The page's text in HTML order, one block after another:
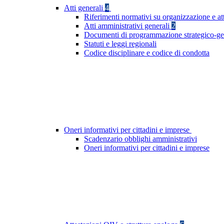
Atti generali 4
Riferimenti normativi su organizzazione e
Atti amministrativi generali 2
Documenti di programmazione strategico-
Statuti e leggi regionali
Codice disciplinare e codice di condotta
Oneri informativi per cittadini e imprese
Scadenzario obblighi amministrativi
Oneri informativi per cittadini e imprese